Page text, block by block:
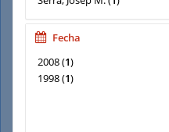
Botánica, España
España(
Fecha
2008(1)
1998(1)